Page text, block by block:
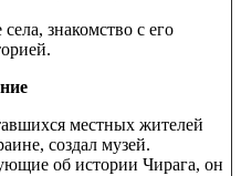
знакомство с его
местных жителей
создал музей.
об истории Чирага, он